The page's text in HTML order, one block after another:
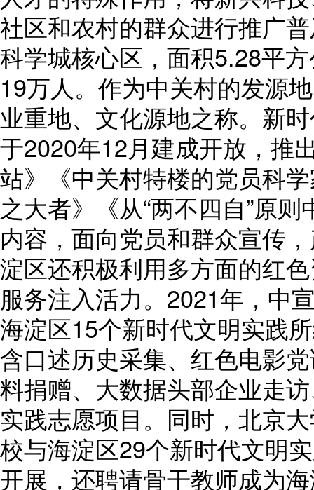
社区和农村的群众进行推广
科学城核心区，面积5.28平
19万人。作为中关村的发源
业重地、文化源地之称。新
于2020年12月建成开放，推
站》《中关村特楼的党员科
之大者》《从“两不四自”原
内容，面向党员和群众宣传
淀区还积极利用多方面的红
服务注入活力。2021年，中
海淀区15个新时代文明实践
含口述历史采集、红色电影
料捐赠、大数据头部企业走
实践志愿项目。同时，北京
校与海淀区29个新时代文明
开展，还聘请骨干教师成为